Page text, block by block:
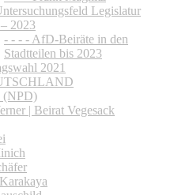
Legislatur
2023
- - - - AfD-Beiräte in den
Stadtteilen bis 2023
2021
(NPD)
| Beirat Vegesack